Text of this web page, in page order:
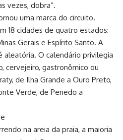
vezes, dobra”.
uma marca do circuito.
18 cidades de quatro estados:
Gerais e Espírito Santo. A
aleatória. O calendário privilegia
cervejeiro, gastronômico ou
de Ilha Grande a Ouro Preto,
Verde, de Penedo a